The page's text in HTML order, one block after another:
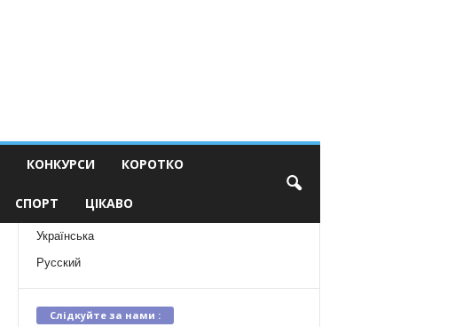
КОНКУРСИ КОРОТКО
СПОРТ ЦІКАВО
Українська
Русский
Слідкуйте за нами :